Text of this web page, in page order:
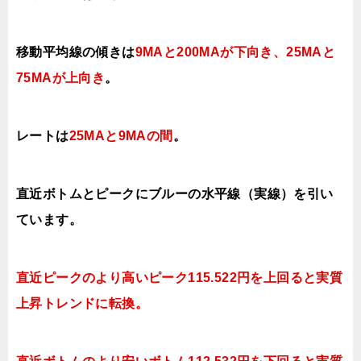
移動平均線の傾きは9MAと200MAが下向き、25MAと
75MAが上向き。
レートは25MAと9MAの間 。
直近ボトムとピークにブルーの水平線（実線）を引い
ています。
直近ピークのより高いピーク115.522円を上回ると実質
上昇トレンドに転換。